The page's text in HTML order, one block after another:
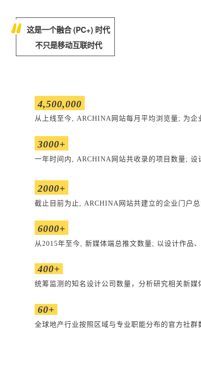
这是一个融合 (PC+) 时代
不只是移动互联时代
4,500,000
从上线至今, ARCHINA网站每月平均浏览量; 为
3000+
一年时间内, ARCHINA网站共收录的项目数量; 设
2000+
截止目前为止, ARCHINA网站共建立 的企业门户
6000+
从2015年至今, 新媒体端总推文数量; 以设计作品
400+
统筹监测的知名设计公司数量，分析研究相关新媒
60+
全球地产行业按照区域与专业职能分布的官方社群